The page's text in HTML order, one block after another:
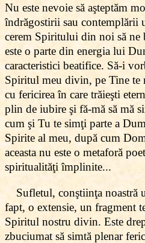
Nu este nevoie să aşteptăm
îndrăgostirii sau contemplării
cerem Spiritului din noi să ne
este o parte din energia lui
caracteristici beatifice. Să-i
Spiritul meu divin, pe Tine
cu fericirea în care trăieşti
plin de iubire şi fă-mă să mă
cum şi Tu te simţi parte a
Spirite al meu, după cum
aceasta nu este o metaforă
spiritualităţi împlinite...
Sufletul, conştiinţa noastră
fapt, o extensie, un fragment
Spiritul nostru divin. Este
zbuciumat să simtă plenar